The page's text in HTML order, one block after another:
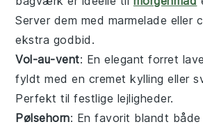
Server dem med marmelade eller
ekstra godbid.
Vol-au-vent: En elegantforret
fyldt med en cremetkylling eller
Perfekt til festlige lejligheder.
Pølsehorn: En favorit blandt